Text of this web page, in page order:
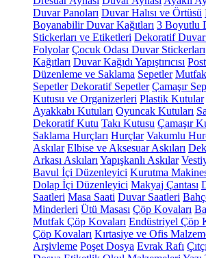
Duvar Panoları Duvar Halısı ve Örtüsü
Boyanabilir Duvar Kağıtları 3 Boyutlu
Stickerları ve Etiketleri Dekoratif Duvar
Folyolar Çocuk Odası Duvar Stickerları
Kağıtları Duvar Kağıdı Yapıştırıcısı
Düzenleme ve Saklama Sepetler
Sepetler Dekoratif Sepetler Çamaşır
Kutusu ve Organizerleri Plastik Kutular
Ayakkabı Kutuları Oyuncak Kutuları
Dekoratif Kutu Takı Kutusu Çamaşır
Saklama Hurçları Hurçlar Vakumlu
Askılar Elbise ve Aksesuar Askıları
Arkası Askıları Yapışkanlı Askılar
Bavul İçi Düzenleyici Kurutma
Dolap İçi Düzenleyici Makyaj Çantası
Saatleri Masa Saati Duvar Saatleri
Minderleri Ütü Masası Çöp Kovaları
Mutfak Çöp Kovaları Endüstriyel Çöp
Çöp Kovaları Kırtasiye ve Ofis
Arşivleme Poşet Dosya Evrak Rafı